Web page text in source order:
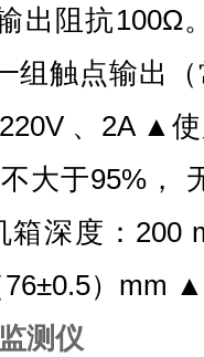
出阻抗100Ω
组触点输出
、2A ▲
大于95%，
箱深度：
76±0.5）mm
测仪